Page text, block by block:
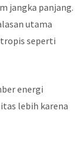
jangka panjang.
utama
seperti
energi
lebih karena